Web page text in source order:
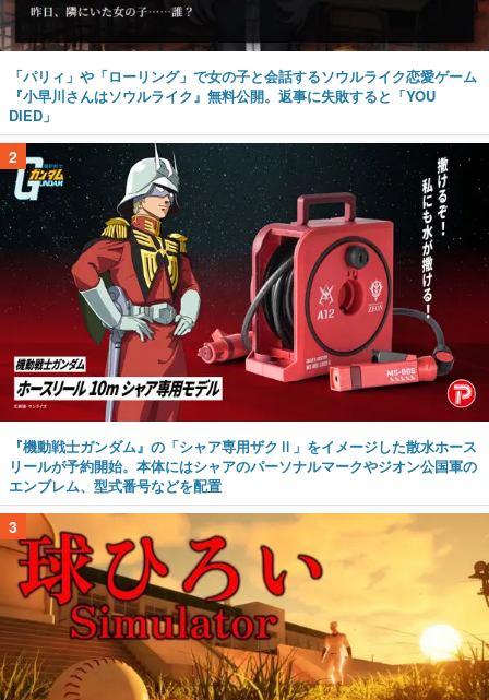
『小早川さんはソウルライク』無料公開。返事に失敗すると「YOU
DIED」
2
『機動戦士ガンダム』の「シャア専用ザクⅡ」をイメージした散水ホース
リールが予約開始。本体にはシャアのパーソナルマークやジオン公国軍の
エンブレム、型式番号などを配置